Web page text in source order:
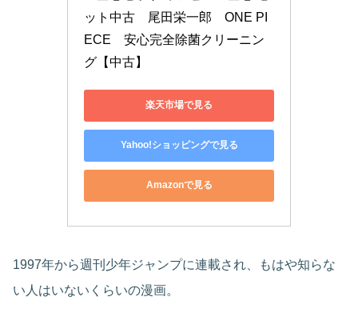
ット中古　尾田栄一郎　ONE PI
ECE　安心完全除菌クリーニン
グ【中古】
楽天市場で見る
Yahoo!ショッピングで見る
Amazonで見る
1997年から週刊少年ジャンプに連載され、もはや知らな
い人はいないくらいの漫画。